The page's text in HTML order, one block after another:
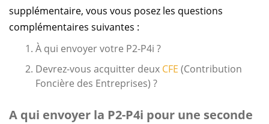
supplémentaire, vous vous posez les questions
complémentaires suivantes :
À qui envoyer votre P2-P4i ?
Devrez-vous acquitter deux CFE (Contribution
Foncière des Entreprises) ?
A qui envoyer la P2-P4i pour une seconde